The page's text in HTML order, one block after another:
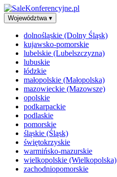
Województwa ▾
dolnośląskie (Dolny Śląsk)
kujawsko-pomorskie
lubelskie (Lubelszczyzna)
lubuskie
łódzkie
małopolskie (Małopolska)
mazowieckie (Mazowsze)
opolskie
podkarpackie
podlaskie
pomorskie
śląskie (Śląsk)
świętokrzyskie
warmińsko-mazurskie
wielkopolskie (Wielkopolska)
zachodniopomorskie